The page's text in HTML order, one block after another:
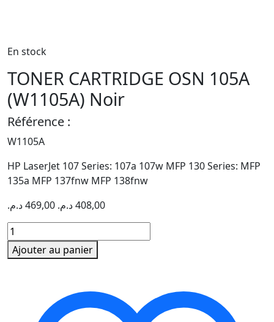
En stock
TONER CARTRIDGE OSN 105A
(W1105A) Noir
Référence :
W1105A
HP LaserJet 107 Series: 107a 107w MFP 130 Series: MFP
135a MFP 137fnw MFP 138fnw
469,00د.م. 408,00د.م.
quantité
de
TONER
(W1105A)
Ajouter au panier